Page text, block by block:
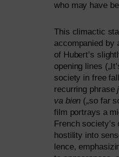
who may have
This cli­ma­c­tic
accom­pa­nied by
of Hubert’s
ope­ning lines
socie­ty in free
recur­ring phra­se
va bien („so far
film por­trays a
French
hosti­li­ty into
lence,